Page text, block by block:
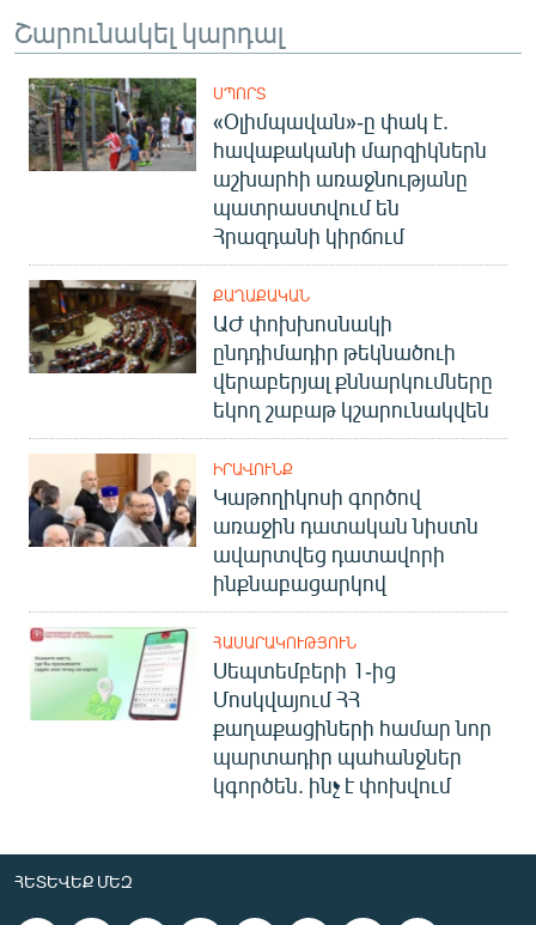
Շարունակել կարդալ
ՍՊՈՐՏ
«Օլիմպավան»-ը փակ է.
հավաքականի մարզիկներն
աշխարհի առաջնությանը
պատրաստվում են
Հրազդանի կիրճում
ՔԱՂԱՔԱԿԱՆ
ԱԺ փոխխոսնակի
ընդդիմադիր թեկնածուի
վերաբերյալ քննարկումները
եկող շաբաթ կշարունակվեն
ԻՐԱՎՈՒՆՔ
Կաթողիկոսի գործով
առաջին դատական նիստն
ավարտվեց դատավորի
ինքնաբացարկով
ՀԱՍԱՐԱԿՈՒԹՅՈՒՆ
Սեպտեմբերի 1-ից
Մոսկվայում ՀՀ
քաղաքացիների համար նոր
պարտադիր պահանջներ
կգործեն. ինչ է փոխվում
ՀԵՏԵՎԵՔ ՄԵԶ